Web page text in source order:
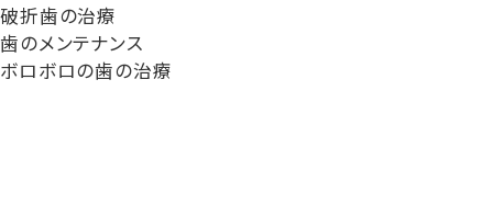
破折歯の治療
歯のメンテナンス
ボロボロの歯の治療